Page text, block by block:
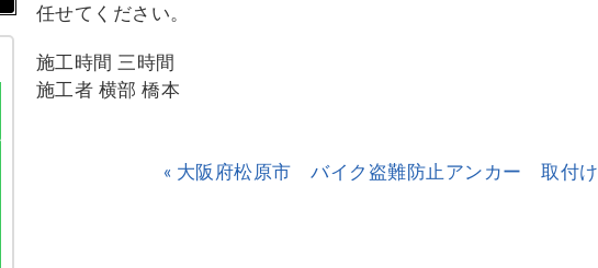
任せてください。
施工時間 三時間
施工者 横部 橋本
« 大阪府松原市 バイク盗難防止アンカー 取付け